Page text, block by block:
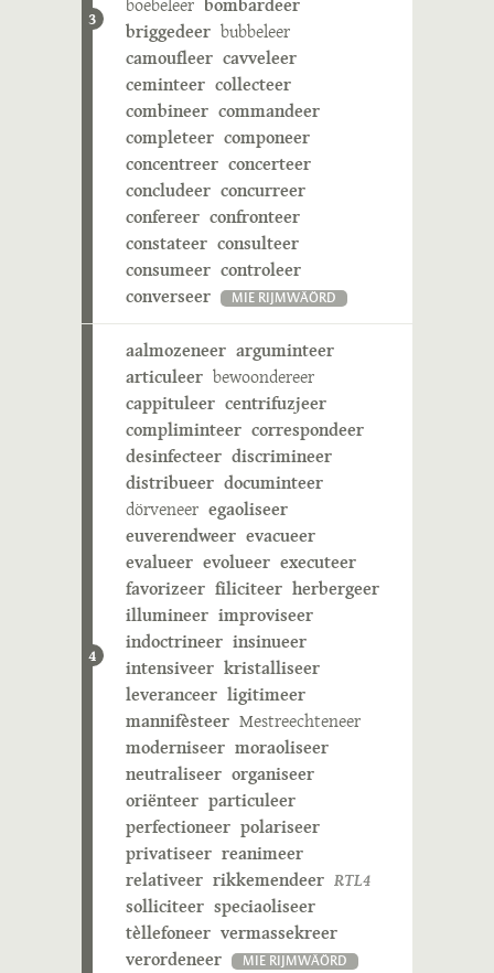
3
briggedeer bubbeleer
camoufleer cavveleer
ceminteer collecteer
combineer commandeer
completeer componeer
concentreer concerteer
concludeer concurreer
confereer confronteer
constateer consulteer
consumeer controleer
converseer
MIE RIJMWÄÖRD
4
aalmozeneer arguminteer
articuleer bewoondereer
cappituleer centrifuzjeer
compliminteer correspondeer
desinfecteer discrimineer
distribueer documinteer
dörveneer egaoliseer
euverendweer evacueer
evalueer evolueer executeer
favorizeer filiciteer herbergeer
illumineer improviseer
indoctrineer insinueer
intensiveer kristalliseer
leveranceer ligitimeer
mannifèsteer Mestreechteneer
moderniseer moraoliseer
neutraliseer organiseer
oriënteer particuleer
perfectioneer polariseer
privatiseer reanimeer
relativeer rikkemendeer RTL4
solliciteer speciaoliseer
tèllefoneer vermassekreer
verordeneer
MIE RIJMWÄÖRD